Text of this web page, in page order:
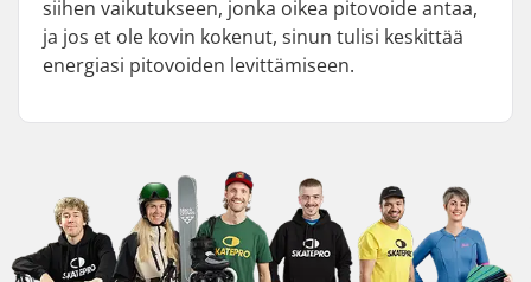
siihen vaikutukseen, jonka oikea pitovoide antaa,
ja jos et ole kovin kokenut, sinun tulisi keskittää
energiasi pitovoiden levittämiseen.